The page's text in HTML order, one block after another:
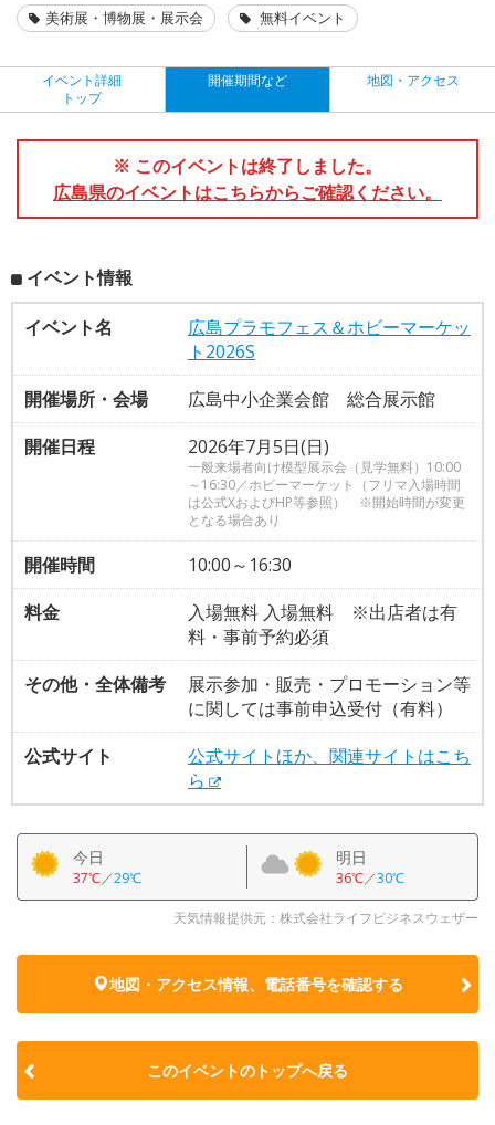
美術展・博物展・展示会 無料イベント
イベント詳細
トップ
開催期間など 地図・アクセス
※ このイベントは終了しました。
広島県のイベントはこちらからご確認ください。
イベント情報
イベント名
広島プラモフェス＆ホビーマーケッ
ト2026S
開催場所・会場
広島中小企業会館 総合展示館
開催日程
2026年7月5日(日)
一般来場者向け模型展示会（見学無料）10:00
～16:30／ホビーマーケット（フリマ入場時間
は公式XおよびHP等参照） ※開始時間が変更
となる場合あり
開催時間
10:00～16:30
料金
入場無料 入場無料 ※出店者は有
料・事前予約必須
その他・全体備考
展示参加・販売・プロモーション等
に関しては事前申込受付（有料）
公式サイト
公式サイトほか、関連サイトはこち
ら
今日
37℃／29℃
明日
36℃／30℃
天気情報提供元：株式会社ライフビジネスウェザー
地図・アクセス情報、電話番号を確認する
このイベントのトップへ戻る